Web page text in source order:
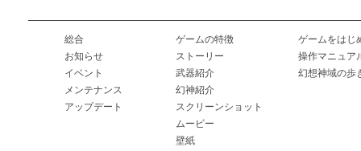
総合
お知らせ
イベント
メンテナンス
アップデート
ゲームの特徴
ストーリー
武器紹介
幻神紹介
スクリーンショット
ムービー
壁紙
ゲームをはじ
操作マニュア
幻想神域の歩